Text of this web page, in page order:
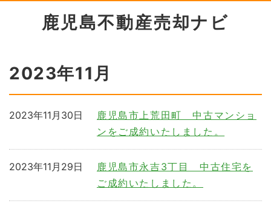
鹿児島不動産売却ナビ
2023年11月
鹿児島市上荒田町 中古マンショ
ンをご成約いたしました。
2023年11月30日
鹿児島市永吉3丁目 中古住宅を
ご成約いたしました。
2023年11月29日